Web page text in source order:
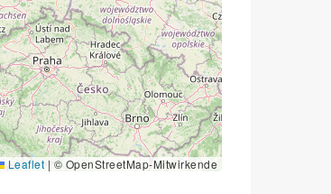
Leaflet | © OpenStreetMap-Mitwirkende